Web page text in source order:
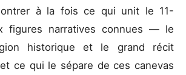
à la fois ce qui unit le 11-
figures narratives connues — le
historique et le grand récit
ce qui le sépare de ces canevas